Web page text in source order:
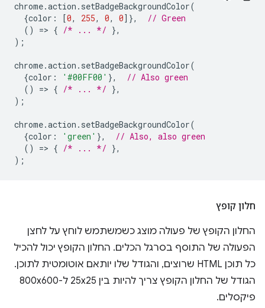
chrome.action . setBadgeBackgroundColor(
{color : [0, 255, 0, 0]},
// Green
()
=> { /* ... */ },
);
chrome.action . setBadgeBackgroundColor(
{color : '#00FF00' },
// Also green
()
=> { /* ... */ },
);
chrome.action . setBadgeBackgroundColor(
{color : 'green' },
// Also, also green
()
=> { /* ... */ },
);
חלון קופץ
החלון הקופץ של פעולה מוצג כשמשתמש לוחץ על לחצן
הפעולה של התוסף בסרגל הכלים. החלון הקופץ יכול להכיל
כל תוכן HTML שרוצים, והגודל שלו יותאם אוטומטית לתוכן.
הגודל של החלון הקופץ צריך להיות בין 25x25 ל-800x600
פיקסלים.